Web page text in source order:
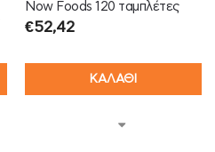
Now Foods 120 ταμπλέτες
€52,42
ΚΑΛΑΘΙ